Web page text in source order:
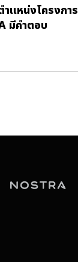
แหน่งโครงกา
มีคำตอบ